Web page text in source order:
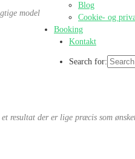
Blog
Cookie- og
Booking
Kontakt
Search for:
model
resultat der er lige præcis som